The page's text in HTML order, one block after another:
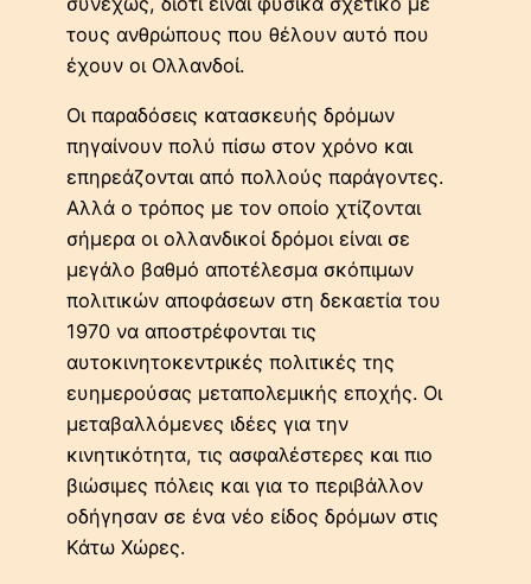
τους ανθρώπους που θέλουν αυτό που
έχουν οι Ολλανδοί.
Οι παραδόσεις κατασκευής δρόμων
πηγαίνουν πολύ πίσω στον χρόνο και
επηρεάζονται από πολλούς παράγοντες.
Αλλά ο τρόπος με τον οποίο χτίζονται
σήμερα οι ολλανδικοί δρόμοι είναι σε
μεγάλο βαθμό αποτέλεσμα σκόπιμων
πολιτικών αποφάσεων στη δεκαετία του
1970 να αποστρέφονται τις
αυτοκινητοκεντρικές πολιτικές της
ευημερούσας μεταπολεμικής εποχής. Οι
μεταβαλλόμενες ιδέες για την
κινητικότητα, τις ασφαλέστερες και πιο
βιώσιμες πόλεις και για το περιβάλλον
οδήγησαν σε ένα νέο είδος δρόμων στις
Κάτω Χώρες.